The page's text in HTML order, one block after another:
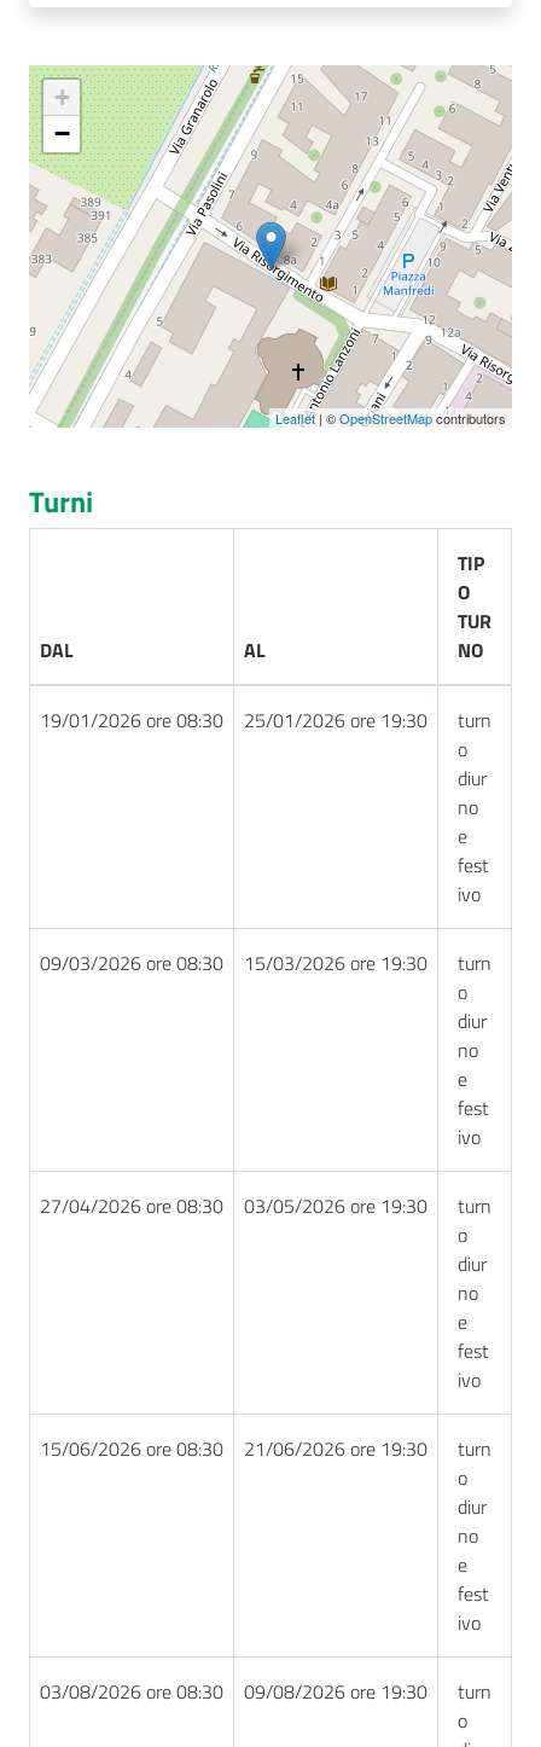
Bandi
e
Concorsi
Seguici
su
+
−
Leaflet | ©OpenStreetMapcontributors
Turni
DAL AL
TIP
O
TUR
NO
19/01/2026 ore 08:30 25/01/2026 ore 19:30
turn
o
diur
no
e
fest
ivo
09/03/2026 ore 08:30 15/03/2026 ore 19:30
turn
o
diur
no
e
fest
ivo
27/04/2026 ore 08:30 03/05/2026 ore 19:30
turn
o
diur
no
e
fest
ivo
15/06/2026 ore 08:30 21/06/2026 ore 19:30
turn
o
diur
no
e
fest
ivo
03/08/2026 ore 08:30 09/08/2026 ore 19:30
turn
o